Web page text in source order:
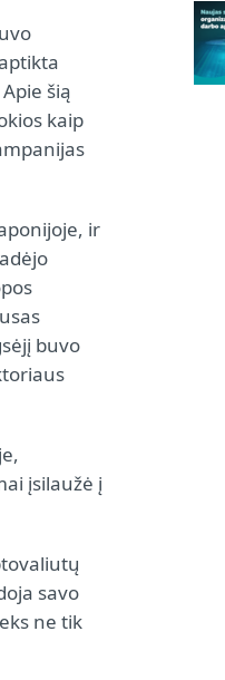
Apie šią
kaip
ir
buvo
įsilaužė į
savo
ne tik